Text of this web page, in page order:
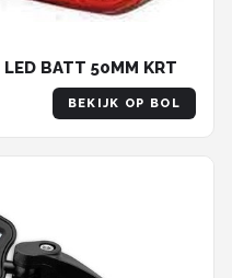
BATT 50MM KRT
BEKIJK OP BOL